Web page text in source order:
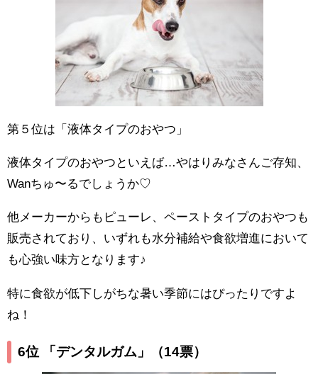
第５位は「液体タイプのおやつ」
液体タイプのおやつといえば…やはりみなさんご存知、
Wanちゅ〜るでしょうか♡
他メーカーからもピューレ、ペーストタイプのおやつも
販売されており、いずれも水分補給や食欲増進において
も心強い味方となります♪
特に食欲が低下しがちな暑い季節にはぴったりですよ
ね！
6位 「デンタルガム」 （14票）